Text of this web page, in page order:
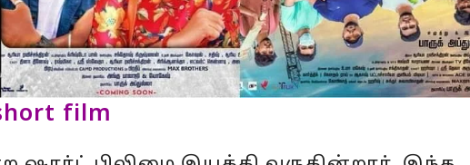
film